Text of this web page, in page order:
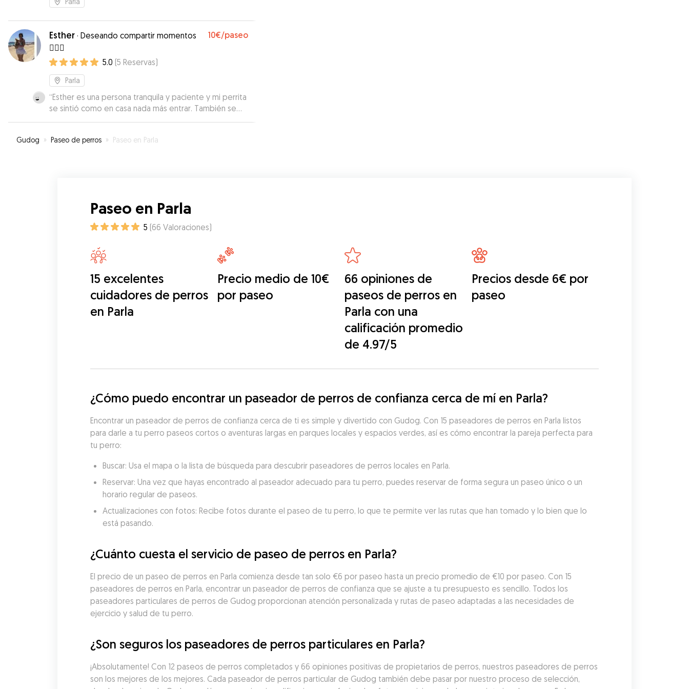
Esther · Deseando compartir momentos
🐕‍🦺🐾
10€/paseo
5.0 (5 Reservas)
Parla
“Esther es una persona tranquila y paciente y mi perrita
se sintió como en casa nada más entrar. También se
comunicó bien comigo durante lá estancia,
mimada perrita. ”
Gudog » Paseo de perros » Paseo en Parla
Paseo en Parla
5 (66 Valoraciones)
15 excelentes
cuidadores de perros
en Parla
Precio medio de 10€
por paseo
66 opiniones de
paseos de perros en
Parla con una
calificación promedio
de 4.97/5
Precios desde 6€ por
paseo
¿Cómo puedo encontrar un paseador de perros de confianza cerca de mí en Parla?
Encontrar un paseador de perros de confianza cerca de ti es simple y divertido con Gudog. Con 15 paseadores de perros en Parla listos
para darle a tu perro paseos cortos o aventuras largas en parques locales y espacios verdes, así es cómo encontrar la pareja perfecta para
tu perro:
Buscar: Usa el mapa o la lista de búsqueda para descubrir paseadores de perros locales en Parla.
Reservar: Una vez que hayas encontrado al paseador adecuado para tu perro, puedes reservar de forma segura un paseo único o un
horario regular de paseos.
Actualizaciones con fotos: Recibe fotos durante el paseo de tu perro, lo que te permite ver las rutas que han tomado y lo bien que lo
está pasando.
¿Cuánto cuesta el servicio de paseo de perros en Parla?
El precio de un paseo de perros en Parla comienza desde tan solo €6 por paseo hasta un precio promedio de €10 por paseo. Con 15
paseadores de perros en Parla, encontrar un paseador de perros de confianza que se ajuste a tu presupuesto es sencillo. Todos los
paseadores particulares de perros de Gudog proporcionan atención personalizada y rutas de paseo adaptadas a las necesidades de
ejercicio y salud de tu perro.
¿Son seguros los paseadores de perros particulares en Parla?
¡Absolutamente! Con 12 paseos de perros completados y 66 opiniones positivas de propietarios de perros, nuestros paseadores de perros
son los mejores de los mejores. Cada paseador de perros particular de Gudog también debe pasar por nuestro proceso de selección,